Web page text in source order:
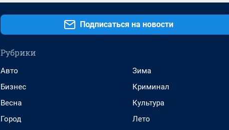
Подписаться на новости
Рубрики
Авто
Бизнес
Весна
Город
Зима
Криминал
Культура
Лето